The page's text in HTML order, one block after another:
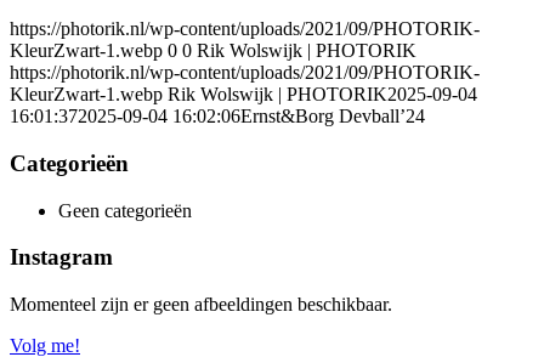
https://photorik.nl/wp-content/uploads/2021/09/PHOTORIK-
KleurZwart-1.webp 0 0 Rik Wolswijk | PHOTORIK
https://photorik.nl/wp-content/uploads/2021/09/PHOTORIK-
KleurZwart-1.webp Rik Wolswijk | PHOTORIK2025-09-04
16:01:372025-09-04 16:02:06Ernst&Borg Devball’24
Categorieën
Geen categorieën
Instagram
Momenteel zijn er geen afbeeldingen beschikbaar.
Volg me!